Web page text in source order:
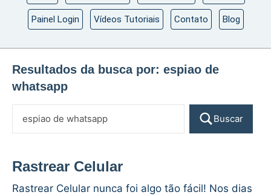
Painel Login Vídeos Tutoriais Contato Blog
Resultados da busca por: espiao de
whatsapp
Buscar
Rastrear Celular
Rastrear Celular nunca foi algo tão fácil! Nos dias